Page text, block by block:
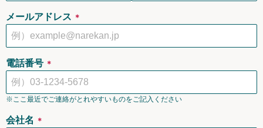
メールアドレス ＊
電話番号 ＊
※ここ最近でご連絡がとれやすいものをご記入ください
会社名 ＊